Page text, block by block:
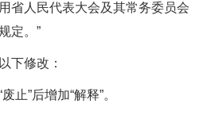
省人民代表大会及其常务委员会
定。”
修改：
”后增加“解释”。